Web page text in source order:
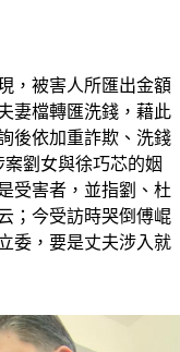
，被害人所匯出金額
妻檔轉匯洗錢，藉此
後依加重詐欺、洗錢
劉女與徐巧芯的姻
受害者，並指劉、杜
；今受訪時哭倒傅崐
委，要是丈夫涉入就